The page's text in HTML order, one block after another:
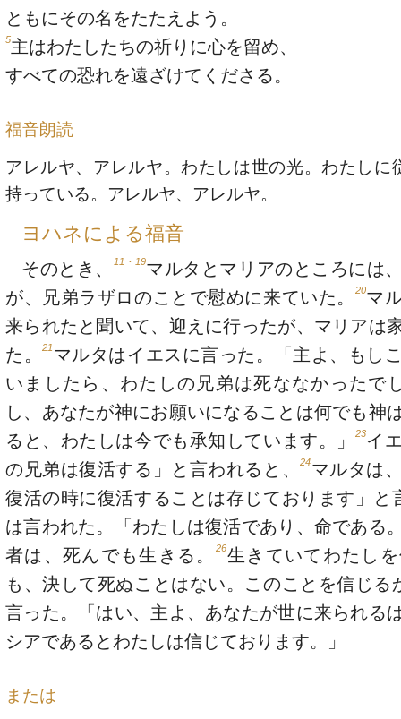
ともにその名をたたえよう。
5主はわたしたちの祈りに心を留め、
すべての恐れを遠ざけてくださる。
福音朗読
アレルヤ、アレルヤ。わたしは世の光。わたしに
持っている。アレルヤ、アレルヤ。
ヨハネによる福音
そのとき、 11・19マルタとマリアのところには
が、兄弟ラザロのことで慰めに来ていた。
20マ
来られたと聞いて、迎えに行ったが、マリアは
た。21 マルタはイエスに言った。「主よ、もし
いましたら、わたしの兄弟は死ななかったで
し、あなたが神にお願いになることは何でも神
ると、わたしは今でも承知しています。」
23イ
の兄弟は復活する」と言われると、24マルタは
復活の時に復活することは存じております」と
は言われた。「わたしは復活であり、命である
者は、死んでも生きる。
26生きていてわたし
も、決して死ぬことはない。このことを信じる
言った。「はい、主よ、あなたが世に来られる
シアであるとわたしは信じております。」
または